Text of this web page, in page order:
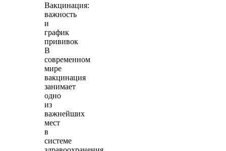
Вакцинация:
важность
и
график
прививок
В
современном
мире
вакцинация
занимает
одно
из
важнейших
мест
в
системе